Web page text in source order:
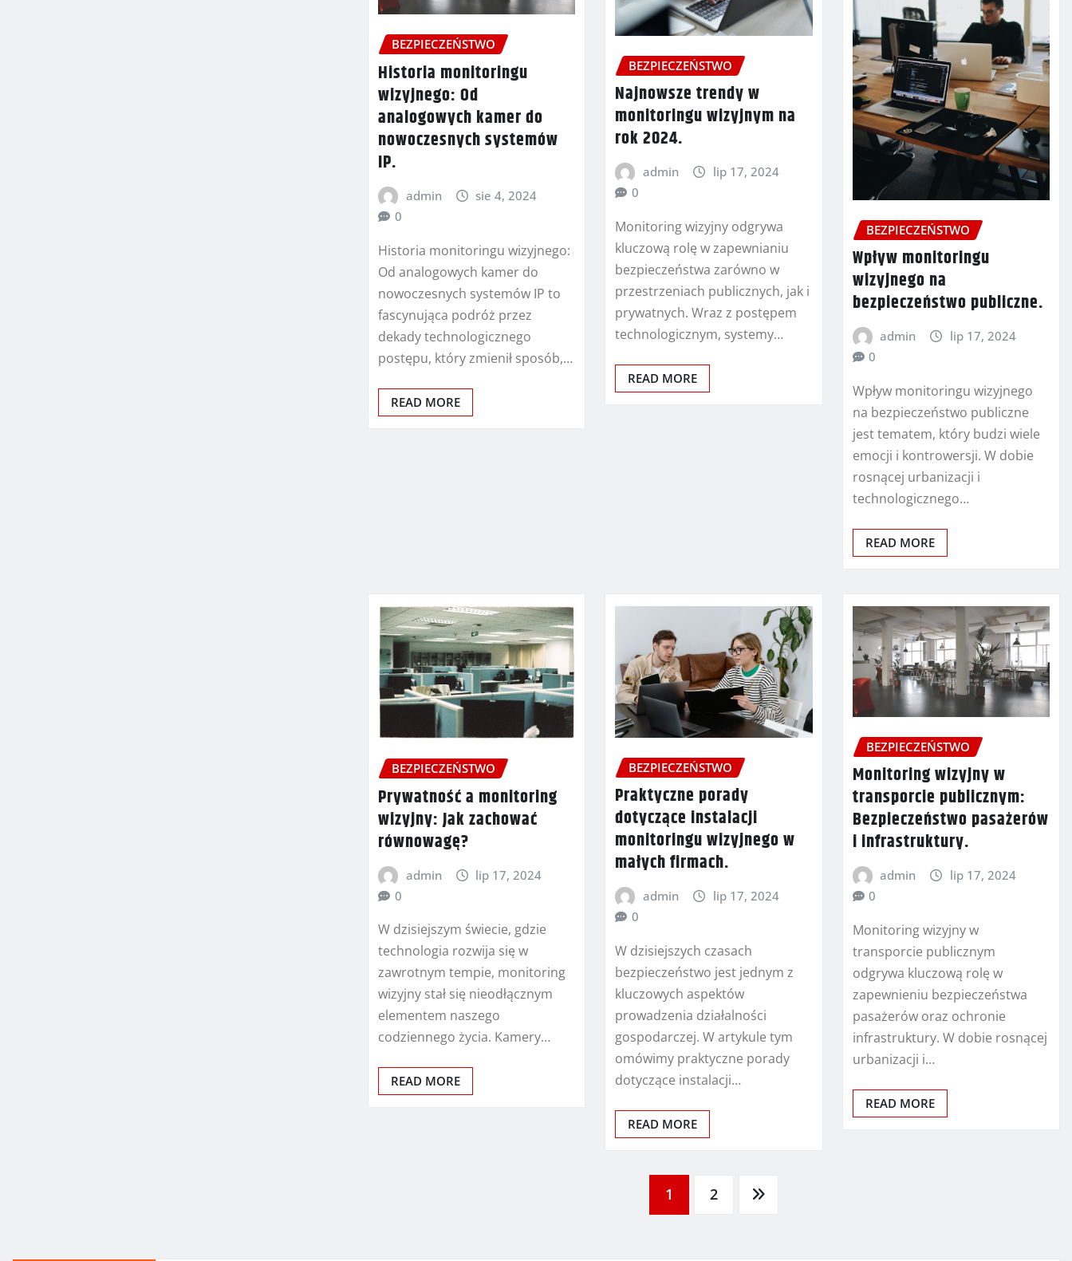
BEZPIECZEŃSTWO
Historia monitoringu
wizyjnego: Od
analogowych kamer do
nowoczesnych systemów
IP.
admin
sie 4, 2024
0
Historia monitoringu wizyjnego:
Od analogowych kamer do
nowoczesnych systemów IP to
fascynująca podróż przez
dekady technologicznego
postępu, który zmienił sposób,…
READ MORE
BEZPIECZEŃSTWO
Najnowsze trendy w
monitoringu wizyjnym na
rok 2024.
admin
lip 17, 2024
0
Monitoring wizyjny odgrywa
kluczową rolę w zapewnianiu
bezpieczeństwa zarówno w
przestrzeniach publicznych, jak i
prywatnych. Wraz z postępem
technologicznym, systemy…
READ MORE
BEZPIECZEŃSTWO
Wpływ monitoringu
wizyjnego na
bezpieczeństwo publiczne.
admin
lip 17, 2024
0
Wpływ monitoringu wizyjnego
na bezpieczeństwo publiczne
jest tematem, który budzi wiele
emocji i kontrowersji. W dobie
rosnącej urbanizacji i
technologicznego…
READ MORE
BEZPIECZEŃSTWO
Prywatność a monitoring
wizyjny: Jak zachować
równowagę?
admin
lip 17, 2024
0
W dzisiejszym świecie, gdzie
technologia rozwija się w
zawrotnym tempie, monitoring
wizyjny stał się nieodłącznym
elementem naszego
codziennego życia. Kamery…
READ MORE
BEZPIECZEŃSTWO
Praktyczne porady
dotyczące instalacji
monitoringu wizyjnego w
małych firmach.
admin
lip 17, 2024
0
W dzisiejszych czasach
bezpieczeństwo jest jednym z
kluczowych aspektów
prowadzenia działalności
gospodarczej. W artykule tym
omówimy praktyczne porady
dotyczące instalacji…
READ MORE
BEZPIECZEŃSTWO
Monitoring wizyjny w
transporcie publicznym:
Bezpieczeństwo pasażerów
i infrastruktury.
admin
lip 17, 2024
0
Monitoring wizyjny w
transporcie publicznym
odgrywa kluczową rolę w
zapewnieniu bezpieczeństwa
pasażerów oraz ochronie
infrastruktury. W dobie rosnącej
urbanizacji i…
READ MORE
1 2